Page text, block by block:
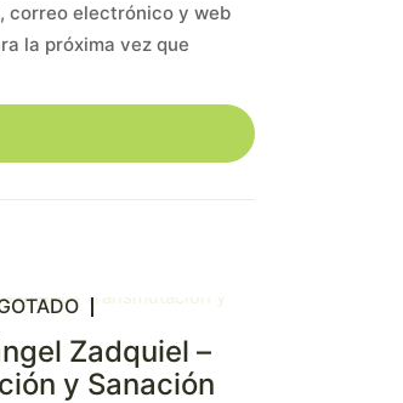
correo electrónico y web
la próxima vez que
Zadquiel –
y Sanación